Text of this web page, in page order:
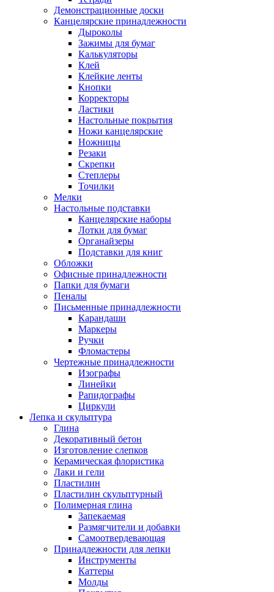
Демонстрационные доски
Канцелярские принадлежности
Дыроколы
Зажимы для бумаг
Калькуляторы
Клей
Клейкие ленты
Кнопки
Корректоры
Ластики
Настольные покрытия
Ножи канцелярские
Ножницы
Резаки
Скрепки
Степлеры
Точилки
Мелки
Настольные подставки
Канцелярские наборы
Лотки для бумаг
Органайзеры
Подставки для книг
Обложки
Офисные принадлежности
Папки для бумаги
Пеналы
Письменные принадлежности
Карандаши
Маркеры
Ручки
Фломастеры
Чертежные принадлежности
Изографы
Линейки
Рапидографы
Циркули
Лепка и скульптура
Глина
Декоративный бетон
Изготовление слепков
Керамическая флористика
Лаки и гели
Пластилин
Пластилин скульптурный
Полимерная глина
Запекаемая
Размягчители и добавки
Самоотвердевающая
Принадлежности для лепки
Инструменты
Каттеры
Молды